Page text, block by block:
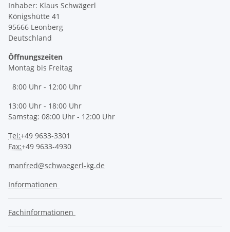
Inhaber: Klaus Schwägerl
Königshütte 41
95666 Leonberg
Deutschland
Öffnungszeiten
Montag bis Freitag
8:00 Uhr - 12:00 Uhr
13:00 Uhr - 18:00 Uhr
Samstag: 08:00 Uhr - 12:00 Uhr
Tel:+49 9633-3301
Fax:+49 9633-4930
manfred@schwaegerl-kg.de
Informationen
Fachinformationen